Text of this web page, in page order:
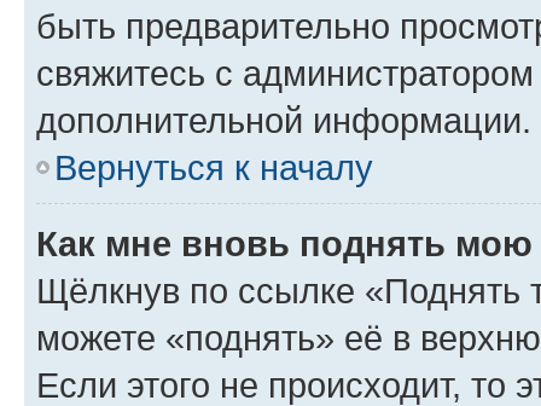
быть предварительно
свяжитесь с
дополнительной информации.
Вернуться к началу
Как мне вновь поднять мою
Щёлкнув по ссылке «Поднять
можете «поднять» её в
Если этого не происходит, то